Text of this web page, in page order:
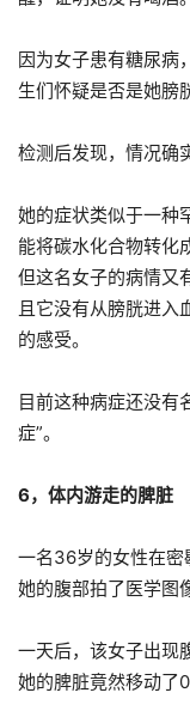
因为女子患有糖尿病
生们怀疑是否是她膀
检测后发现，情况确
她的症状类似于一种
能将碳水化合物转化
但这名女子的病情又
且它没有从膀胱进入
的感受。
目前这种病症还没有
症”。
6，体内游走的脾脏
一名36岁的女性在密
她的腹部拍了医学图
一天后，该女子出现
她的脾脏竟然移动了